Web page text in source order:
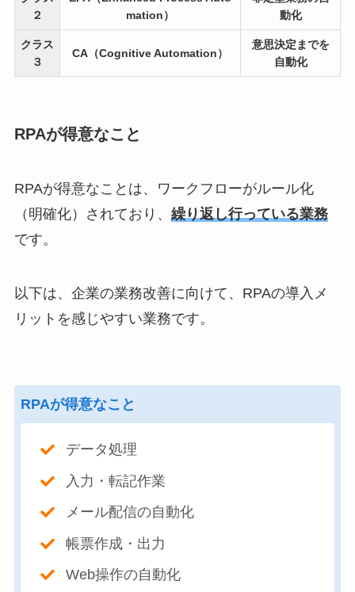
２
mation）
動化
クラス
３
CA（Cognitive Automation）
意思決定までを
自動化
RPAが得意なこと
RPAが得意なことは、ワークフローがルール化
（明確化）されており、 繰り返し行っている業務
です。
以下は、企業の業務改善に向けて、RPAの導入メ
リットを感じやすい業務です。
RPAが得意なこと
データ処理
入力・転記作業
メール配信の自動化
帳票作成・出力
Web操作の自動化